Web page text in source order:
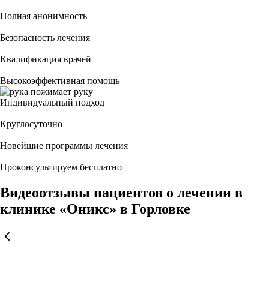
Полная анонимность
Безопасность лечения
Квалификация врачей
Высокоэффективная помощь
Индивидуальный подход
Круглосуточно
Новейшие программы лечения
Проконсультируем бесплатно
Видеоотзывы пациентов о лечении в
клинике «Оникс» в Горловке